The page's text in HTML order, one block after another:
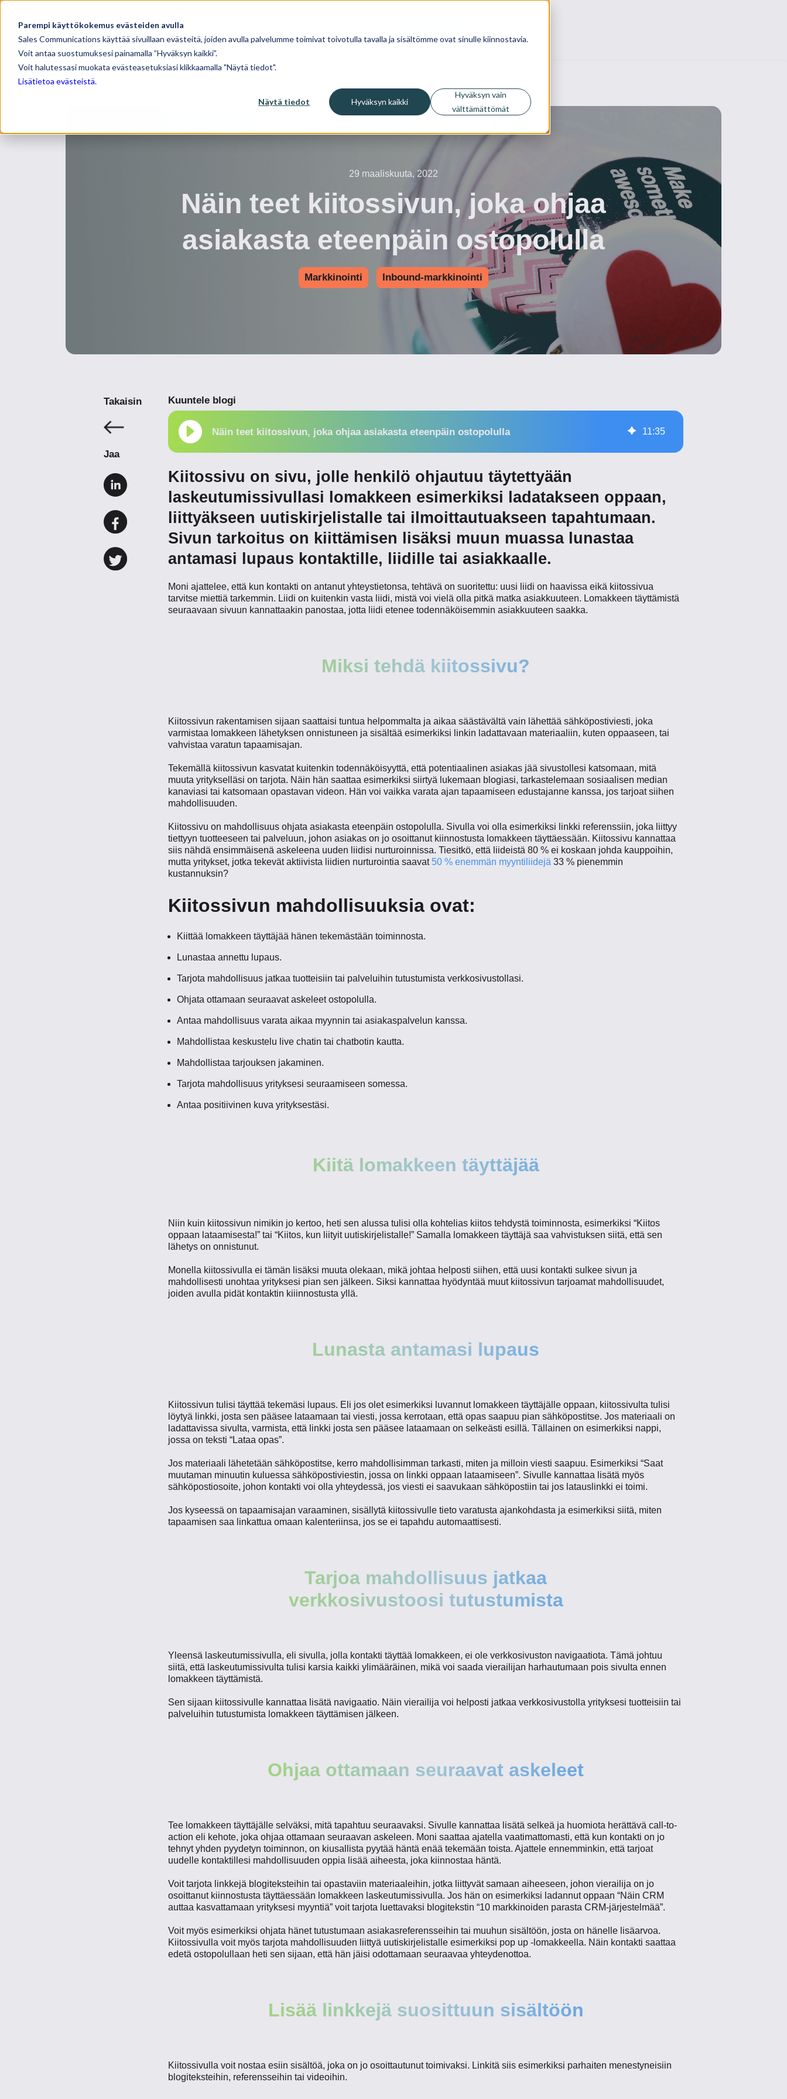
Parempi käyttökokemus evästeiden avulla
Sales Communications käyttää sivuillaan evästeitä, joiden avulla palvelumme toimivat toivotulla tavalla ja sisältömme ovat sinulle kiinnostavia.
Voit antaa suostumuksesi painamalla ”Hyväksyn kaikki”.
Voit halutessasi muokata evästeasetuksiasi klikkaamalla "Näytä tiedot".
Lisätietoa evästeistä.
Näytä tiedot Hyväksyn kaikki
Hyväksyn vain
välttämättömät
29 maaliskuuta, 2022
Näin teet kiitossivun, joka ohjaa
asiakasta eteenpäin ostopolulla
Markkinointi Inbound-markkinointi
Takaisin
Jaa
Kuuntele blogi
Näin teet kiitossivun, joka ohjaa asiakasta eteenpäin ostopolulla 11:35
Kiitossivu on sivu, jolle henkilö ohjautuu täytettyään
laskeutumissivullasi lomakkeen esimerkiksi ladatakseen oppaan,
liittyäkseen uutiskirjelistalle tai ilmoittautuakseen tapahtumaan.
Sivun tarkoitus on kiittämisen lisäksi muun muassa lunastaa
antamasi lupaus kontaktille, liidille tai asiakkaalle.
Moni ajattelee, että kun kontakti on antanut yhteystietonsa, tehtävä on suoritettu: uusi liidi on haavissa eikä kiitossivua
tarvitse miettiä tarkemmin. Liidi on kuitenkin vasta liidi, mistä voi vielä olla pitkä matka asiakkuuteen. Lomakkeen täyttämistä
seuraavaan sivuun kannattaakin panostaa, jotta liidi etenee todennäköisemmin asiakkuuteen saakka.
Miksi tehdä kiitossivu?
Kiitossivun rakentamisen sijaan saattaisi tuntua helpommalta ja aikaa säästävältä vain lähettää sähköpostiviesti, joka
varmistaa lomakkeen lähetyksen onnistuneen ja sisältää esimerkiksi linkin ladattavaan materiaaliin, kuten oppaaseen, tai
vahvistaa varatun tapaamisajan.
Tekemällä kiitossivun kasvatat kuitenkin todennäköisyyttä, että potentiaalinen asiakas jää sivustollesi katsomaan, mitä
muuta yritykselläsi on tarjota. Näin hän saattaa esimerkiksi siirtyä lukemaan blogiasi, tarkastelemaan sosiaalisen median
kanaviasi tai katsomaan opastavan videon. Hän voi vaikka varata ajan tapaamiseen edustajanne kanssa, jos tarjoat siihen
mahdollisuuden.
Kiitossivu on mahdollisuus ohjata asiakasta eteenpäin ostopolulla. Sivulla voi olla esimerkiksi linkki referenssiin, joka liittyy
tiettyyn tuotteeseen tai palveluun, johon asiakas on jo osoittanut kiinnostusta lomakkeen täyttäessään. Kiitossivu kannattaa
siis nähdä ensimmäisenä askeleena uuden liidisi nurturoinnissa. Tiesitkö, että liideistä 80 % ei koskaan johda kauppoihin,
mutta yritykset, jotka tekevät aktiivista liidien nurturointia saavat 50 % enemmän myyntiliidejä 33 % pienemmin
kustannuksin?
Kiitossivun mahdollisuuksia ovat:
Kiittää lomakkeen täyttäjää hänen tekemästään toiminnosta.
Lunastaa annettu lupaus.
Tarjota mahdollisuus jatkaa tuotteisiin tai palveluihin tutustumista verkkosivustollasi.
Ohjata ottamaan seuraavat askeleet ostopolulla.
Antaa mahdollisuus varata aikaa myynnin tai asiakaspalvelun kanssa.
Mahdollistaa keskustelu live chatin tai chatbotin kautta.
Mahdollistaa tarjouksen jakaminen.
Tarjota mahdollisuus yrityksesi seuraamiseen somessa.
Antaa positiivinen kuva yrityksestäsi.
Kiitä lomakkeen täyttäjää
Niin kuin kiitossivun nimikin jo kertoo, heti sen alussa tulisi olla kohtelias kiitos tehdystä toiminnosta, esimerkiksi “Kiitos
oppaan lataamisesta!” tai “Kiitos, kun liityit uutiskirjelistalle!” Samalla lomakkeen täyttäjä saa vahvistuksen siitä, että sen
lähetys on onnistunut.
Monella kiitossivulla ei tämän lisäksi muuta olekaan, mikä johtaa helposti siihen, että uusi kontakti sulkee sivun ja
mahdollisesti unohtaa yrityksesi pian sen jälkeen. Siksi kannattaa hyödyntää muut kiitossivun tarjoamat mahdollisuudet,
joiden avulla pidät kontaktin kiiinnostusta yllä.
Lunasta antamasi lupaus
Kiitossivun tulisi täyttää tekemäsi lupaus. Eli jos olet esimerkiksi luvannut lomakkeen täyttäjälle oppaan, kiitossivulta tulisi
löytyä linkki, josta sen pääsee lataamaan tai viesti, jossa kerrotaan, että opas saapuu pian sähköpostitse. Jos materiaali on
ladattavissa sivulta, varmista, että linkki josta sen pääsee lataamaan on selkeästi esillä. Tällainen on esimerkiksi nappi,
jossa on teksti “Lataa opas”.
Jos materiaali lähetetään sähköpostitse, kerro mahdollisimman tarkasti, miten ja milloin viesti saapuu. Esimerkiksi “Saat
muutaman minuutin kuluessa sähköpostiviestin, jossa on linkki oppaan lataamiseen”. Sivulle kannattaa lisätä myös
sähköpostiosoite, johon kontakti voi olla yhteydessä, jos viesti ei saavukaan sähköpostiin tai jos latauslinkki ei toimi.
Jos kyseessä on tapaamisajan varaaminen, sisällytä kiitossivulle tieto varatusta ajankohdasta ja esimerkiksi siitä, miten
tapaamisen saa linkattua omaan kalenteriinsa, jos se ei tapahdu automaattisesti.
Tarjoa mahdollisuus jatkaa
verkkosivustoosi tutustumista
Yleensä laskeutumissivulla, eli sivulla, jolla kontakti täyttää lomakkeen, ei ole verkkosivuston navigaatiota. Tämä johtuu
siitä, että laskeutumissivulta tulisi karsia kaikki ylimääräinen, mikä voi saada vierailijan harhautumaan pois sivulta ennen
lomakkeen täyttämistä.
Sen sijaan kiitossivulle kannattaa lisätä navigaatio. Näin vierailija voi helposti jatkaa verkkosivustolla yrityksesi tuotteisiin tai
palveluihin tutustumista lomakkeen täyttämisen jälkeen.
Ohjaa ottamaan seuraavat askeleet
Tee lomakkeen täyttäjälle selväksi, mitä tapahtuu seuraavaksi. Sivulle kannattaa lisätä selkeä ja huomiota herättävä call-to-
action eli kehote, joka ohjaa ottamaan seuraavan askeleen. Moni saattaa ajatella vaatimattomasti, että kun kontakti on jo
tehnyt yhden pyydetyn toiminnon, on kiusallista pyytää häntä enää tekemään toista. Ajattele ennemminkin, että tarjoat
uudelle kontaktillesi mahdollisuuden oppia lisää aiheesta, joka kiinnostaa häntä.
Voit tarjota linkkejä blogiteksteihin tai opastaviin materiaaleihin, jotka liittyvät samaan aiheeseen, johon vierailija on jo
osoittanut kiinnostusta täyttäessään lomakkeen laskeutumissivulla. Jos hän on esimerkiksi ladannut oppaan “Näin CRM
auttaa kasvattamaan yrityksesi myyntiä” voit tarjota luettavaksi blogitekstin “10 markkinoiden parasta CRM-järjestelmää”.
Voit myös esimerkiksi ohjata hänet tutustumaan asiakasreferensseihin tai muuhun sisältöön, josta on hänelle lisäarvoa.
Kiitossivulla voit myös tarjota mahdollisuuden liittyä uutiskirjelistalle esimerkiksi pop up -lomakkeella. Näin kontakti saattaa
edetä ostopolullaan heti sen sijaan, että hän jäisi odottamaan seuraavaa yhteydenottoa.
Lisää linkkejä suosittuun sisältöön
Kiitossivulla voit nostaa esiin sisältöä, joka on jo osoittautunut toimivaksi. Linkitä siis esimerkiksi parhaiten menestyneisiin
blogiteksteihin, referensseihin tai videoihin.